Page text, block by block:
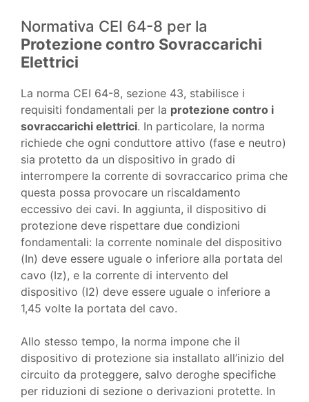
Normativa CEI 64-8 per la
Protezione contro Sovraccarichi
Elettrici
La norma CEI 64-8, sezione 43, stabilisce i
requisiti fondamentali per la protezione contro i
sovraccarichi elettrici. In particolare, la norma
richiede che ogni conduttore attivo (fase e neutro)
sia protetto da un dispositivo in grado di
interrompere la corrente di sovraccarico prima che
questa possa provocare un riscaldamento
eccessivo dei cavi. In aggiunta, il dispositivo di
protezione deve rispettare due condizioni
fondamentali: la corrente nominale del dispositivo
(In) deve essere uguale o inferiore alla portata del
cavo (Iz), e la corrente di intervento del
dispositivo (I2) deve essere uguale o inferiore a
1,45 volte la portata del cavo.
Allo stesso tempo, la norma impone che il
dispositivo di protezione sia installato all’inizio del
circuito da proteggere, salvo deroghe specifiche
per riduzioni di sezione o derivazioni protette. In